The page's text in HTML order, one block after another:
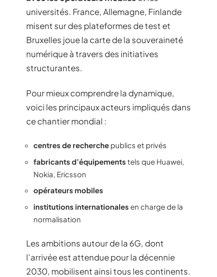
universités. France, Allemagne, Finlande
misent sur des plateformes de test et
Bruxelles joue la carte de la souveraineté
numérique à travers des initiatives
structurantes.
Pour mieux comprendre la dynamique,
voici les principaux acteurs impliqués dans
ce chantier mondial :
centres de recherche publics et privés
fabricants d’équipements tels que Huawei,
Nokia, Ericsson
opérateurs mobiles
institutions internationales en charge de la
normalisation
Les ambitions autour de la 6G, dont
l’arrivée est attendue pour la décennie
2030, mobilisent ainsi tous les continents.